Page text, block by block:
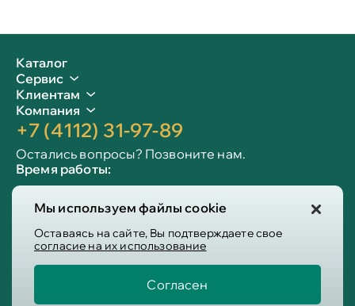
Мы используем файлы cookie
Оставаясь на сайте, Вы подтверждаете свое
согласие на их использование
Согласен
Каталог
Сервис
Клиентам
Компания
+7 (4112) 31-97-89
Остались вопросы? Позвоните нам.
Время работы:
Сб-вс: 10:00 - 19:00
Info@victoria-mebel.ru
Пользовательское соглашение